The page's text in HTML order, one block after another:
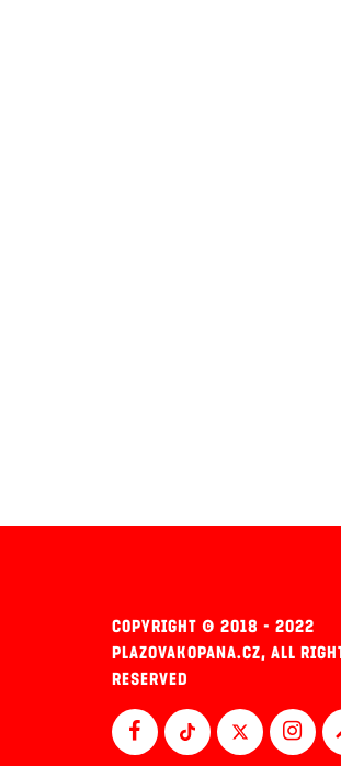
COPYRIGHT © 2018 - 2022
PLAZOVAKOPANA.CZ, ALL
RESERVED